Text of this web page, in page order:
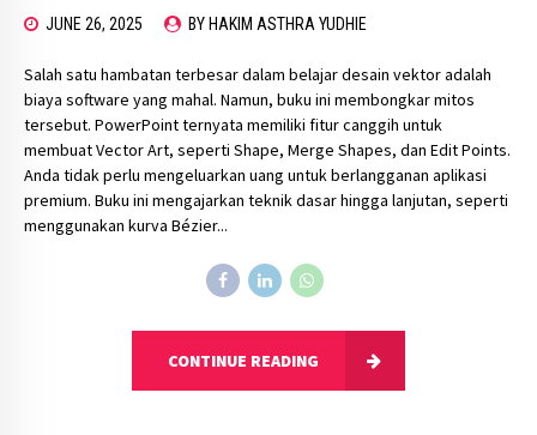
JUNE 26, 2025 BY HAKIM ASTHRA YUDHIE
Salah satu hambatan terbesar dalam belajar desain vektor adalah
biaya software yang mahal. Namun, buku ini membongkar mitos
tersebut. PowerPoint ternyata memiliki fitur canggih untuk
membuat Vector Art, seperti Shape, Merge Shapes, dan Edit Points.
Anda tidak perlu mengeluarkan uang untuk berlangganan aplikasi
premium. Buku ini mengajarkan teknik dasar hingga lanjutan, seperti
menggunakan kurva Bézier...
CONTINUE READING